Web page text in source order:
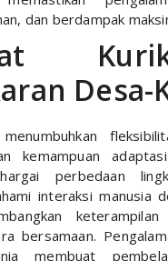
dan berdampak
Desa-
kemampuan
perbedaan
interaksi manusia
bersamaan.
membuat